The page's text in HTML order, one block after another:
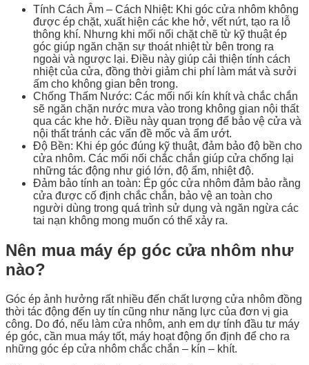
Tính Cách Âm – Cách Nhiệt: Khi góc cửa nhôm không
được ép chặt, xuất hiện các khe hở, vết nứt, tạo ra lỗ
thông khí. Nhưng khi mối nối chặt chẽ từ kỹ thuật ép
góc giúp ngăn chặn sự thoát nhiệt từ bên trong ra
ngoài và ngược lại. Điều này giúp cải thiện tính cách
nhiệt của cửa, đồng thời giảm chi phí làm mát và sưởi
ấm cho không gian bên trong.
Chống Thấm Nước: Các mối nối kín khít và chắc chắn
sẽ ngăn chặn nước mưa vào trong không gian nội thất
qua các khe hở. Điều này quan trọng để bảo vệ cửa và
nội thất tránh các vấn đề mốc và ẩm ướt.
Độ Bền: Khi ép góc đúng kỹ thuật, đảm bảo độ bền cho
cửa nhôm. Các mối nối chắc chắn giúp cửa chống lại
những tác động như gió lớn, độ ẩm, nhiệt độ.
Đảm bảo tính an toàn: Ép góc cửa nhôm đảm bảo rằng
cửa được cố định chắc chắn, bảo vệ an toàn cho
người dùng trong quá trình sử dụng và ngăn ngừa các
tai nạn không mong muốn có thể xảy ra.
Nên mua máy ép góc cửa nhôm như
nào?
Góc ép ảnh hưởng rất nhiều đến chất lượng cửa nhôm đồng
thời tác động đến uy tín cũng như năng lực của đơn vị gia
công. Do đó, nếu làm cửa nhôm, anh em dự tính đầu tư máy
ép góc, cần mua máy tốt, máy hoạt động ổn định để cho ra
những góc ép cửa nhôm chắc chắn – kín – khít.